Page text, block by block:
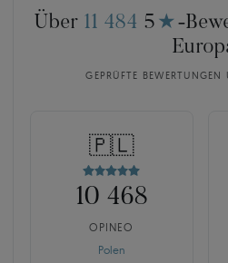
Über 11 484 5 ★ -
GEPRÜFTE BEWERTUNGEN
🇵🇱
10 468
OPINEO
Polen